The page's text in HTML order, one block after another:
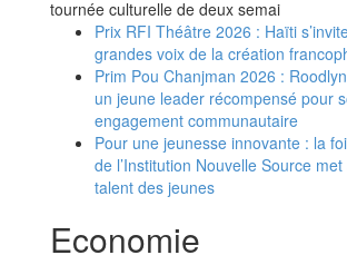
tournée culturelle de deux semai
Prix RFI Théâtre 2026 : Haïti
grandes voix de la création
Prim Pou Chanjman 2026 :
un jeune leader récompensé pour
engagement communautaire
Pour une jeunesse innovante : la
de l’Institution Nouvelle Source met
talent des jeunes
Economie